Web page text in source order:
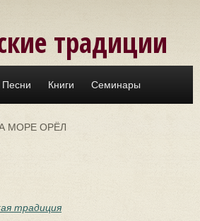
традиции
Песни Книги Семинары
МОРЕ ОРЁЛ
традиция